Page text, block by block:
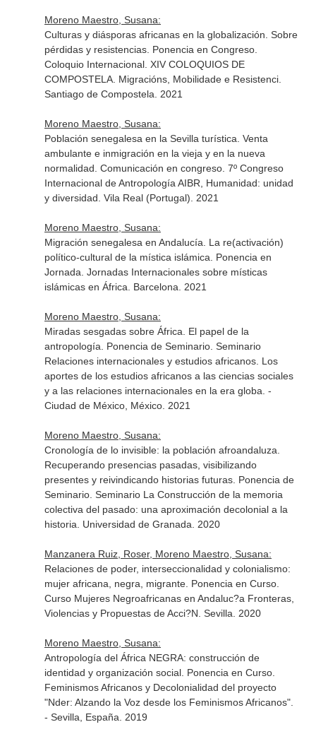
Moreno Maestro, Susana:
Culturas y diásporas africanas en la globalización. Sobre
pérdidas y resistencias. Ponencia en Congreso.
Coloquio Internacional. XIV COLOQUIOS DE
COMPOSTELA. Migracións, Mobilidade e Resistenci.
Santiago de Compostela. 2021
Moreno Maestro, Susana:
Población senegalesa en la Sevilla turística. Venta
ambulante e inmigración en la vieja y en la nueva
normalidad. Comunicación en congreso. 7º Congreso
Internacional de Antropología AIBR, Humanidad: unidad
y diversidad. Vila Real (Portugal). 2021
Moreno Maestro, Susana:
Migración senegalesa en Andalucía. La re(activación)
político-cultural de la mística islámica. Ponencia en
Jornada. Jornadas Internacionales sobre místicas
islámicas en África. Barcelona. 2021
Moreno Maestro, Susana:
Miradas sesgadas sobre África. El papel de la
antropología. Ponencia de Seminario. Seminario
Relaciones internacionales y estudios africanos. Los
aportes de los estudios africanos a las ciencias sociales
y a las relaciones internacionales en la era globa. -
Ciudad de México, México. 2021
Moreno Maestro, Susana:
Cronología de lo invisible: la población afroandaluza.
Recuperando presencias pasadas, visibilizando
presentes y reivindicando historias futuras. Ponencia de
Seminario. Seminario La Construcción de la memoria
colectiva del pasado: una aproximación decolonial a la
historia. Universidad de Granada. 2020
Manzanera Ruiz, Roser, Moreno Maestro, Susana:
Relaciones de poder, interseccionalidad y colonialismo:
mujer africana, negra, migrante. Ponencia en Curso.
Curso Mujeres Negroafricanas en Andaluc?a Fronteras,
Violencias y Propuestas de Acci?N. Sevilla. 2020
Moreno Maestro, Susana:
Antropología del África NEGRA: construcción de
identidad y organización social. Ponencia en Curso.
Feminismos Africanos y Decolonialidad del proyecto
"Nder: Alzando la Voz desde los Feminismos Africanos".
- Sevilla, España. 2019